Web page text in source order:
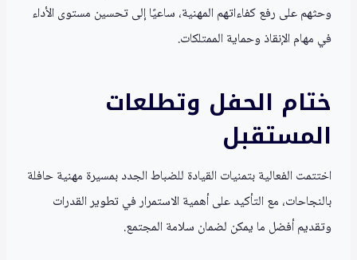
وحثهم على رفع كفاءاتهم المهنية، ساعيًا إلى تحسين مستوى الأداء
في مهام الإنقاذ وحماية الممتلكات.
ختام الحفل وتطلعات
المستقبل
اختتمت الفعالية بتمنيات القيادة للضباط الجدد بمسيرة مهنية حافلة
بالنجاحات، مع التأكيد على أهمية الاستمرار في تطوير القدرات
وتقديم أفضل ما يمكن لضمان سلامة المجتمع.